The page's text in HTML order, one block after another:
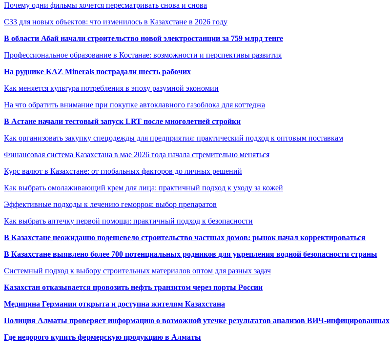
Почему одни фильмы хочется пересматривать снова и снова
СЗЗ для новых объектов: что изменилось в Казахстане в 2026 году
В области Абай начали строительство новой электростанции за 759 млрд тенге
Профессиональное образование в Костанае: возможности и перспективы развития
На руднике KAZ Minerals пострадали шесть рабочих
Как меняется культура потребления в эпоху разумной экономии
На что обратить внимание при покупке автоклавного газоблока для коттеджа
В Астане начали тестовый запуск LRT после многолетней стройки
Как организовать закупку спецодежды для предприятия: практический подход к оптовым поставкам
Финансовая система Казахстана в мае 2026 года начала стремительно меняться
Курс валют в Казахстане: от глобальных факторов до личных решений
Как выбрать омолаживающий крем для лица: практичный подход к уходу за кожей
Эффективные подходы к лечению геморроя: выбор препаратов
Как выбрать аптечку первой помощи: практичный подход к безопасности
В Казахстане неожиданно подешевело строительство частных домов: рынок начал корректироваться
В Казахстане выявлено более 700 потенциальных родников для укрепления водной безопасности страны
Системный подход к выбору строительных материалов оптом для разных задач
Казахстан отказывается провозить нефть транзитом через порты России
Медицина Германии открыта и доступна жителям Казахстана
Полиция Алматы проверяет информацию о возможной утечке результатов анализов ВИЧ-инфицированных
Где недорого купить фермерскую продукцию в Алматы